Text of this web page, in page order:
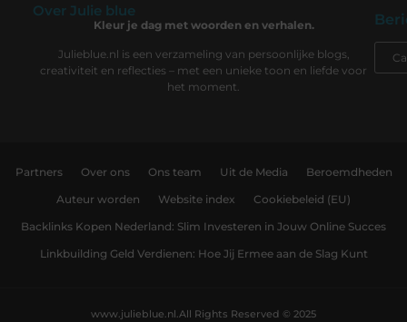
Over Julie blue
Kleur je dag met woorden en verhalen.
Julieblue.nl is een verzameling van persoonlijke blogs,
creativiteit en reflecties – met een unieke toon en liefde voor
het moment.
Partners Over ons Ons team Uit de Media Beroemdheden
Auteur worden Website index Cookiebeleid (EU)
Backlinks Kopen Nederland: Slim Investeren in Jouw Online Succes
Linkbuilding Geld Verdienen: Hoe Jij Ermee aan de Slag Kunt
All Rights Reserved © 2025
www.julieblue.nl.